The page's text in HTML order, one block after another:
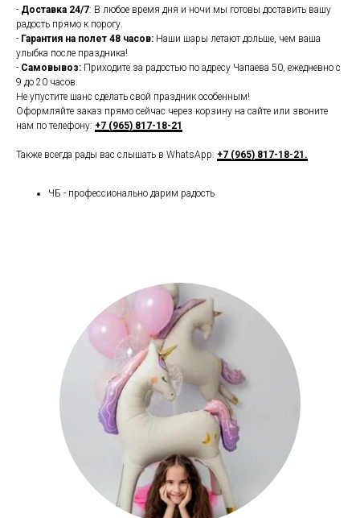
- Доставка 24/7: В любое время дня и ночи мы готовы доставить вашу
радость прямо к порогу.
- Гарантия на полет 48 часов: Наши шары летают дольше, чем ваша
улыбка после праздника!
- Самовывоз: Приходите за радостью по адресу Чапаева 50, ежедневно с
9 до 20 часов.
Не упустите шанс сделать свой праздник особенным!
Оформляйте заказ прямо сейчас через корзину на сайте или звоните
нам по телефону: +7 (965) 817-18-21
Также всегда рады вас слышать в WhatsApp: +7 (965) 817-18-21.
ЧБ - профессионально дарим радость